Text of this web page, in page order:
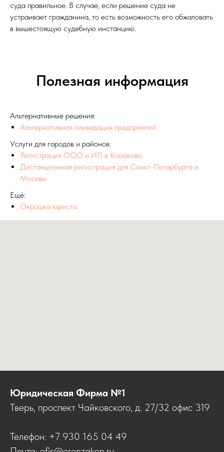
суда правильное. В случае, если решение суда не
устраивает гражданина, то есть возможность его обжаловать
в вышестоящую судебную инстанцию.
Полезная информация
Альтернативные решения:
Альтернативная ликвидация предприятий
Услуги для городов и районов:
Регистрация ООО и ИП в Конаково
Дистанционная регистрация для Санкт-Петербурга и
Москвы
Ещё:
Окрошка юриста
Юридическая Фирма №1
Тверь, проспект Чайковского, д. 27/32 офис 319
Телефон: +7 930 165 04 49